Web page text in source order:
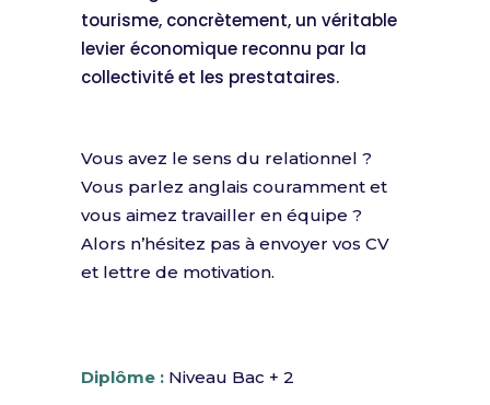
tourisme, concrètement, un véritable
levier économique reconnu par la
collectivité et les prestataires.
Vous avez le sens du relationnel ?
Vous parlez anglais couramment et
vous aimez travailler en équipe ?
Alors n’hésitez pas à envoyer vos CV
et lettre de motivation.
Diplôme : Niveau Bac + 2